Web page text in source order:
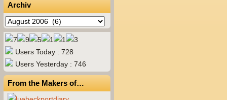
Archiv
Archiv
Users Today : 728
Users Yesterday : 746
From the Makers of…